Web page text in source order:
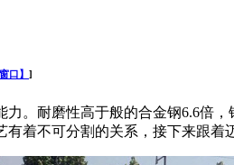
口】 ]
。耐磨性高于般的合金钢6.6倍
着不可分割的关系，接下来跟着